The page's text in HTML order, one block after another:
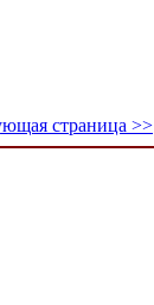
страница >>